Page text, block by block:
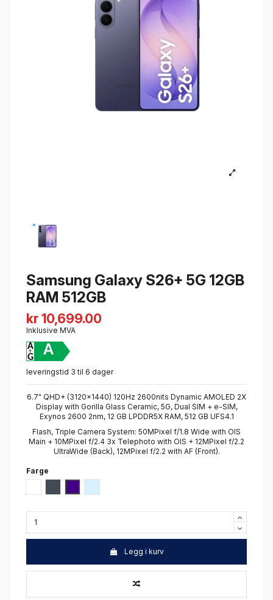
Samsung Galaxy S26+ 5G 12GB
RAM 512GB
kr 10,699.00
Inklusive MVA
A
leveringstid 3 til 6 dager
6.7" QHD+ (3120x1440) 120Hz 2600nits Dynamic AMOLED 2X
Display with Gorilla Glass Ceramic, 5G, Dual SIM + e-SIM,
Exynos 2600 2nm, 12 GB LPDDR5X RAM, 512 GB UFS4.1
Flash, Triple Camera System: 50MPixel f/1.8 Wide with OIS
Main + 10MPixel f/2.4 3x Telephoto with OIS + 12MPixel f/2.2
UltraWide (Back), 12MPixel f/2.2 with AF (Front).
Farge
Legg i kurv